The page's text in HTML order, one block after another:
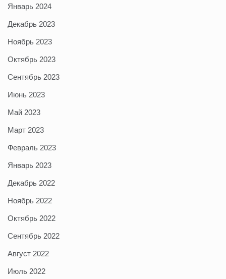
Январь 2024
Декабрь 2023
Ноябрь 2023
Октябрь 2023
Сентябрь 2023
Июнь 2023
Май 2023
Март 2023
Февраль 2023
Январь 2023
Декабрь 2022
Ноябрь 2022
Октябрь 2022
Сентябрь 2022
Август 2022
Июль 2022